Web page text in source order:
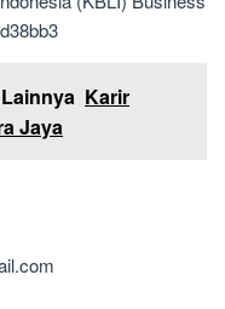
Karir
Jaya